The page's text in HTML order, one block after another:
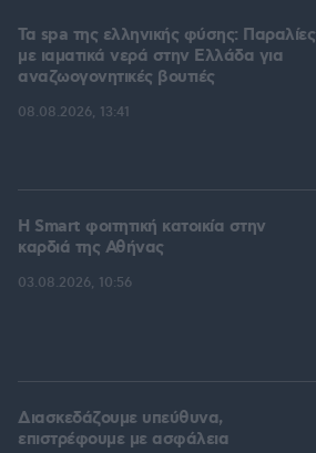
Τα spa της ελληνικής φύσης: Παραλίες
με ιαματικά νερά στην Ελλάδα για
αναζωογονητικές βουτιές
08.08.2026, 13:41
Η Smart φοιτητική κατοικία στην
καρδιά της Αθήνας
03.08.2026, 10:56
Διασκεδάζουμε υπεύθυνα,
επιστρέφουμε με ασφάλεια